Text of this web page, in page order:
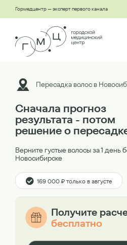
Гормедцентр — эксперт первого канала
Пересадка волос в
Сначала прогноз
результата - потом
решение о
Верните густые волосы за 1 день
Новосибирске
169 000 ₽ только в августе
Получите
бесплатно